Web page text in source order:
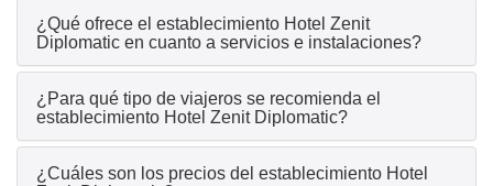
¿Qué ofrece el establecimiento Hotel Zenit
Diplomatic en cuanto a servicios e instalaciones?
¿Para qué tipo de viajeros se recomienda el
establecimiento Hotel Zenit Diplomatic?
¿Cuáles son los precios del establecimiento Hotel